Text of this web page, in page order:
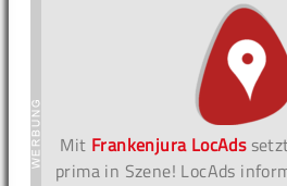
Mit Frankenjura LocAds
prima in Szene! LocAds